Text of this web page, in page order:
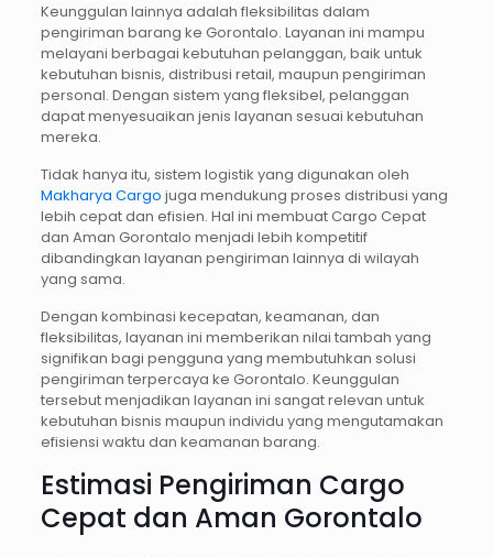
Keunggulan lainnya adalah fleksibilitas dalam
pengiriman barang ke Gorontalo. Layanan ini mampu
melayani berbagai kebutuhan pelanggan, baik untuk
kebutuhan bisnis, distribusi retail, maupun pengiriman
personal. Dengan sistem yang fleksibel, pelanggan
dapat menyesuaikan jenis layanan sesuai kebutuhan
mereka.
Tidak hanya itu, sistem logistik yang digunakan oleh
Makharya Cargo juga mendukung proses distribusi yang
lebih cepat dan efisien. Hal ini membuat Cargo Cepat
dan Aman Gorontalo menjadi lebih kompetitif
dibandingkan layanan pengiriman lainnya di wilayah
yang sama.
Dengan kombinasi kecepatan, keamanan, dan
fleksibilitas, layanan ini memberikan nilai tambah yang
signifikan bagi pengguna yang membutuhkan solusi
pengiriman terpercaya ke Gorontalo. Keunggulan
tersebut menjadikan layanan ini sangat relevan untuk
kebutuhan bisnis maupun individu yang mengutamakan
efisiensi waktu dan keamanan barang.
Estimasi Pengiriman Cargo
Cepat dan Aman Gorontalo